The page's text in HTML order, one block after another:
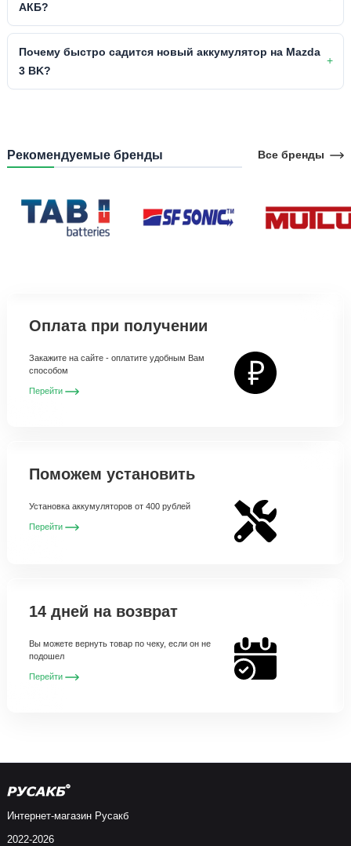
АКБ?
Почему быстро садится новый аккумулятор на Mazda
3 BK?
Рекомендуемые бренды Все бренды
Оплата при получении
Закажите на сайте - оплатите удобным Вам
способом
Перейти
Поможем установить
Установка аккумуляторов от 400 рублей
Перейти
14 дней на возврат
Вы можете вернуть товар по чеку, если он не
подошел
Перейти
Интернет-магазин Русакб
2022-2026